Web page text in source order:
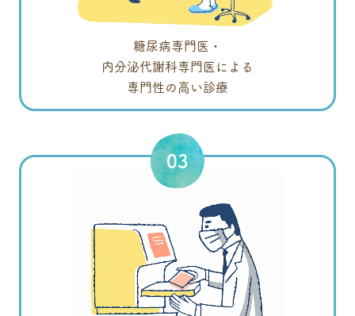
糖尿病専門医・
内分泌代謝科専門医による
専門性の高い診療